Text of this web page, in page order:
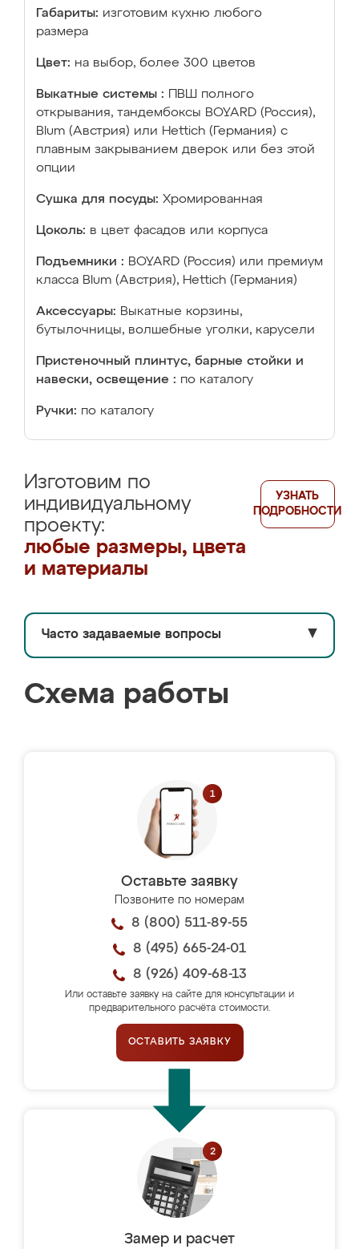
Габариты: изготовим кухню любого
размера
Цвет: на выбор, более 300 цветов
Выкатные системы :
ПВШ полного
открывания, тандембоксы BOYARD (Россия),
Blum (Австрия) или Hettich (Германия) с
плавным закрыванием дверок или без этой
опции
Сушка для посуды: Хромированная
Цоколь: в цвет фасадов или корпуса
Подъемники : BOYARD (Россия) или премиум
класса Blum (Австрия), Hettich (Германия)
Аксессуары: Выкатные корзины,
бутылочницы, волшебные уголки, карусели
Пристеночный плинтус, барные стойки и
навески, освещение : по каталогу
Ручки: по каталогу
Изготовим по
индивидуальному
проекту:
любые размеры, цвета
и материалы
УЗНАТЬ
ПОДРОБНОСТИ
Часто задаваемые вопросы ▼
Схема работы
Оставьте заявку
Позвоните по номерам
8 (800) 511-89-55
8 (495) 665-24-01
8 (926) 409-68-13
Или оставьте заявку на сайте для консультации и
предварительного расчёта стоимости.
ОСТАВИТЬ ЗАЯВКУ
Замер и расчет